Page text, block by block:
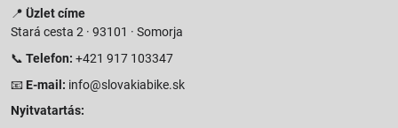
📍 Üzlet címe
Stará cesta 2 · 93101 · Somorja
📞 Telefon: +421 917 103347
📧 E-mail: info@slovakiabike.sk
Nyitvatartás: